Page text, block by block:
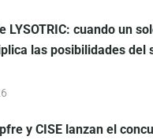
LYSOTRIC: cuando un
las posibilidades del
y CISE lanzan el